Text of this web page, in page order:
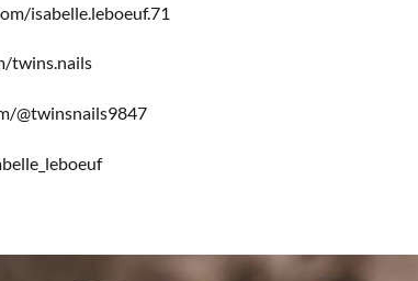
isabelle.leboeuf.71
twins.nails
@twinsnails9847